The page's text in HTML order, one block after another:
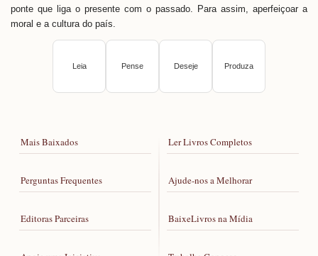
ponte que liga o presente com o passado. Para assim, aperfeiçoar a
moral e a cultura do país.
Leia Pense Deseje Produza
Mais Baixados
Perguntas Frequentes
Editoras Parceiras
Ler Livros Completos
Ajude-nos a Melhorar
BaixeLivros na Mídia